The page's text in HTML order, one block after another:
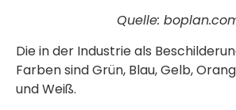
Quelle:
Die in der Industrie als
Farben sind Grün, Blau, Gelb,
und Weiß.